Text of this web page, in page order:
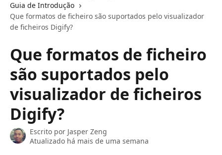
Guia de Introdução
Que formatos de ficheiro são suportados pelo visualizador
de ficheiros Digify?
Que formatos de ficheiro
são suportados pelo
visualizador de ficheiros
Digify?
Escrito por Jasper Zeng
Atualizado há mais de uma semana